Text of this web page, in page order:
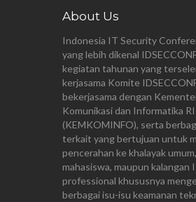
About Us
Indonesia IT Security
yang lebih dikenal
kegiatan tahunan yang
kerjasama Komite
bekerjasama dengan
Komunikasi dan Informatika RI
(KEMKOMINFO), serta
terkait yang bertujuan untuk
pencerahan ke khalayak
mahasiswa, maupun kalangan
professional khususnya
berbagai isu-isu keamanan